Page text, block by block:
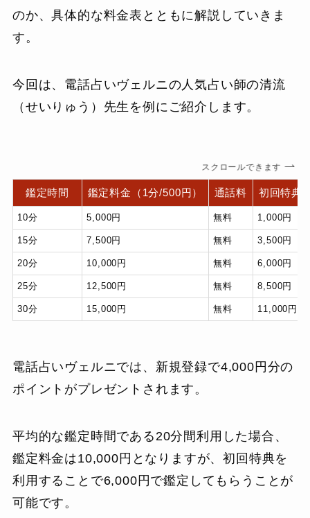
のか、具体的な料金表とともに解説していきま
す。
今回は、電話占いヴェルニの人気占い師の清流
（せいりゅう）先生を例にご紹介します。
スクロールできます
鑑定時間 鑑定料金（1分/500円） 通話料 初回特典
10分 5,000円 無料 1,000円
15分 7,500円 無料 3,500円
20分 10,000円 無料 6,000円
25分 12,500円 無料 8,500円
30分 15,000円 無料 11,000円
電話占いヴェルニでは、新規登録で4,000円分の
ポイントがプレゼントされます。
平均的な鑑定時間である20分間利用した場合、
鑑定料金は10,000円となりますが、初回特典を
利用することで6,000円で鑑定してもらうことが
可能です。